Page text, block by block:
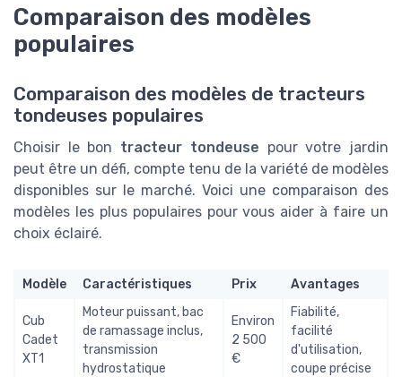
Comparaison des modèles
populaires
Comparaison des modèles de tracteurs
tondeuses populaires
Choisir le bon tracteur tondeuse pour votre jardin
peut être un défi, compte tenu de la variété de modèles
disponibles sur le marché. Voici une comparaison des
modèles les plus populaires pour vous aider à faire un
choix éclairé.
Modèle Caractéristiques Prix Avantages
Cub
Cadet
XT1
Moteur puissant, bac
de ramassage inclus,
transmission
hydrostatique
Environ
2 500
€
Fiabilité,
facilité
d'utilisation,
coupe précise